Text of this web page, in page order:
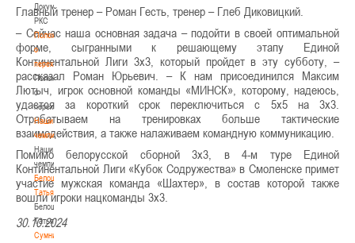
Документы
РКС
Положение
о
переходах
Положение
о
переходах
Наши
чемпионы
Наши
чемпионы
Белошапко
Татьяна
Белошапко
Татьяна
Сумникова
Главный тренер – Роман Гесть, тренер – Глеб Диковицкий.
– Сейчас наша основная задача – подойти в своей оптимальной
форме, сыгранными к решающему этапу Единой
Континентальной Лиги 3х3, который пройдет в эту субботу, –
рассказал Роман Юрьевич. – К нам присоединился Максим
Лютыч, игрок основной команды «МИНСК», которому, надеюсь,
удастся за короткий срок переключиться с 5х5 на 3х3.
Отрабатываем на тренировках больше тактические
взаимодействия, а также налаживаем командную коммуникацию.
Помимо белорусской сборной 3х3, в 4-м туре Единой
Континентальной Лиги «Кубок Содружества» в Смоленске примет
участие мужская команда «Шахтер», в состав которой также
вошли игроки нацкоманды 3х3.
30.10.2024